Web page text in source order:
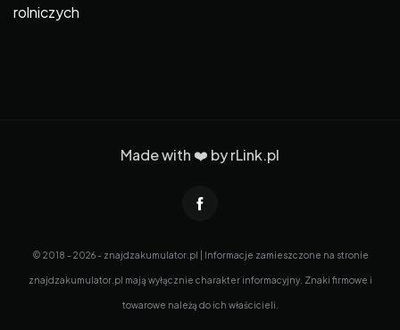
rolniczych
Made with ❤️ byrLink.pl
© 2018 - 2026 - znajdzakumulator.pl | Informacje zamieszczone na stronie
znajdzakumulator.pl mają wyłącznie charakter informacyjny. Znaki firmowe i
towarowe należą do ich właścicieli.